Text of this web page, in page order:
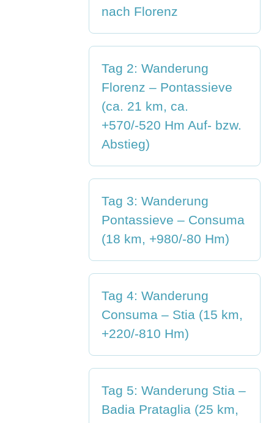
nach Florenz
Tag 2: Wanderung
Florenz – Pontassieve
(ca. 21 km, ca.
+570/-520 Hm Auf- bzw.
Abstieg)
Tag 3: Wanderung
Pontassieve – Consuma
(18 km, +980/-80 Hm)
Tag 4: Wanderung
Consuma – Stia (15 km,
+220/-810 Hm)
Tag 5: Wanderung Stia –
Badia Prataglia (25 km,